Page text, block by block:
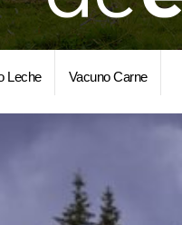
Leche Vacuno Carne